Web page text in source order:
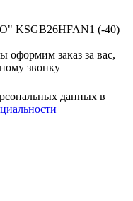
KSGB26HFAN1 (-40)
оформим заказ за вас,
звонку
данных в